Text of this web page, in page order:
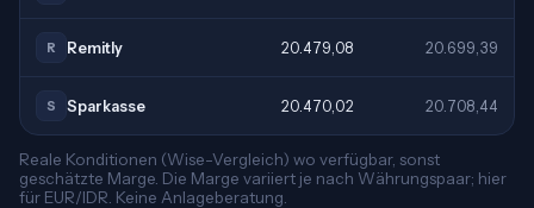
R Remitly 20.479,08 20.699,39
S Sparkasse 20.470,02 20.708,44
Reale Konditionen (Wise-Vergleich) wo verfügbar, sonst
geschätzte Marge. Die Marge variiert je nach Währungspaar; hier
für EUR/IDR. Keine Anlageberatung.